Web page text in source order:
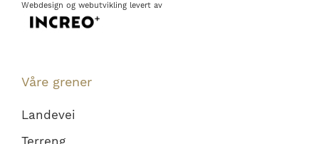
Webdesign og webutvikling levert av
Våre grener
Landevei